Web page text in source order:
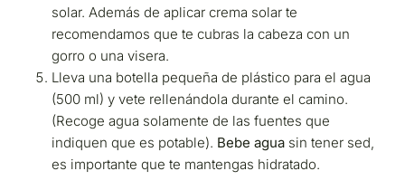
solar. Además de aplicar crema solar te
recomendamos que te cubras la cabeza con un
gorro o una visera.
Lleva una botella pequeña de plástico para el agua
(500 ml) y vete rellenándola durante el camino.
(Recoge agua solamente de las fuentes que
indiquen que es potable). Bebe agua sin tener sed,
es importante que te mantengas hidratado.